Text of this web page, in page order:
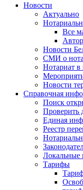
Новости
Актуально
Все
Новости
СМИ о
Нотариат в
Новости
Справочная
Поиск
Проверить
Единая
Реестр
Локальные
Тарифы